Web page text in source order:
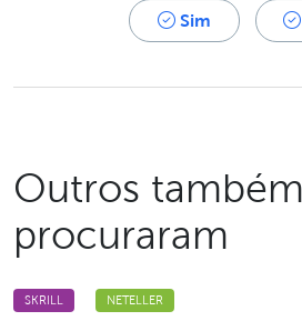
Sim
Outros também
procuraram
SKRILL NETELLER